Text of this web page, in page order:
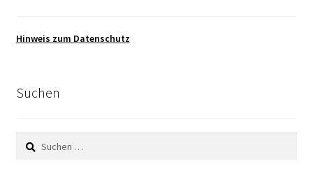
Hinweis zum Datenschutz
Suchen
Suchen
nach: